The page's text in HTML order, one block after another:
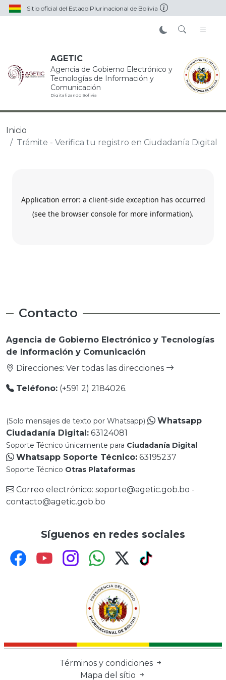
Pasar al contenido principal
Sitio oficial del Estado Plurinacional de Bolivia
AGETIC
Agencia de Gobierno Electrónico y
Tecnologías de Información y
Comunicación
Digitalizando Bolivia
Inicio
Trámite - Verifica tu registro en Ciudadanía Digital
Contacto
Agencia de Gobierno Electrónico y Tecnologías
de Información y Comunicación
Direcciones: Ver todas las direcciones
Teléfono: (+591 2) 2184026.
(Solo mensajes de texto por Whatsapp)
Whatsapp
Ciudadanía Digital: 63124081
Soporte Técnico únicamente para Ciudadanía Digital
Whatsapp Soporte Técnico: 63195237
Soporte Técnico Otras Plataformas
Correo electrónico: soporte@agetic.gob.bo -
contacto@agetic.gob.bo
Síguenos en redes sociales
Términos y condiciones
Mapa del sítio